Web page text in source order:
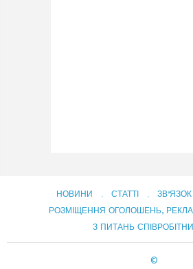
НОВИНИ СТАТТІ
РОЗМІЩЕННЯ ОГОЛОШЕНЬ,
З ПИТАНЬ
©